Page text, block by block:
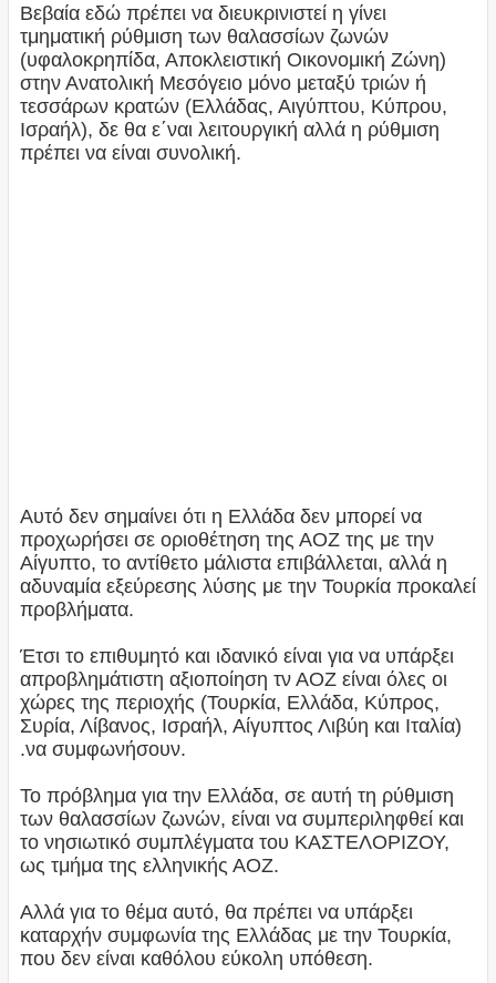
Βεβαία εδώ πρέπει να διευκρινιστεί η γίνει
τμηματική ρύθμιση των θαλασσίων ζωνών
(υφαλοκρηπίδα, Αποκλειστική Οικονομική Ζώνη)
στην Ανατολική Μεσόγειο μόνο μεταξύ τριών ή
τεσσάρων κρατών (Ελλάδας, Αιγύπτου, Κύπρου,
Ισραήλ), δε θα ε΄ναι λειτουργική αλλά η ρύθμιση
πρέπει να είναι συνολική.
Αυτό δεν σημαίνει ότι η Ελλάδα δεν μπορεί να
προχωρήσει σε οριοθέτηση της ΑΟΖ της με την
Αίγυπτο, το αντίθετο μάλιστα επιβάλλεται, αλλά η
αδυναμία εξεύρεσης λύσης με την Τουρκία προκαλεί
προβλήματα.
Έτσι το επιθυμητό και ιδανικό είναι για να υπάρξει
απροβλημάτιστη αξιοποίηση τν ΑΟΖ είναι όλες οι
χώρες της περιοχής (Τουρκία, Ελλάδα, Κύπρος,
Συρία, Λίβανος, Ισραήλ, Αίγυπτος Λιβύη και Ιταλία)
.να συμφωνήσουν.
Το πρόβλημα για την Ελλάδα, σε αυτή τη ρύθμιση
των θαλασσίων ζωνών, είναι να συμπεριληφθεί και
το νησιωτικό συμπλέγματα του ΚΑΣΤΕΛΟΡΙΖΟΥ,
ως τμήμα της ελληνικής ΑΟΖ.
Αλλά για το θέμα αυτό, θα πρέπει να υπάρξει
καταρχήν συμφωνία της Ελλάδας με την Τουρκία,
που δεν είναι καθόλου εύκολη υπόθεση.